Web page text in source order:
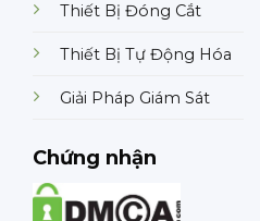
Thiết Bị Đóng Cắt
Thiết Bị Tự Động Hóa
Giải Pháp Giám Sát
Chứng nhận